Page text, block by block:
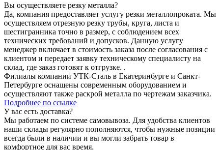
Вы осуществляете резку металла?
Да, компания предоставляет услугу резки металлопроката. Мы
осуществляем отрезную резку трубы, круга, листа и
шестигранника точно в размер, с соблюдением всех
технических требований и допусков. Данную услугу
менеджер включает в стоимость заказа после согласования с
клиентом и передает заявку техническому специалисту на
склад, где заказ готовят к отгрузке. .
Филиалы компании УТК-Сталь в Екатеринбурге и Санкт-
Петербурге оснащены современным оборудованием и
осуществляют также раскрой металла по чертежам заказчика.
Подробнее по ссылке
У вас есть доставка?
Мы работаем по системе самовывоза. Для удобства клиентов
наши склады регулярно пополняются, чтобы нужные позиции
всегда были в наличии и вы могли забрать товар в
комфортное для вас время.